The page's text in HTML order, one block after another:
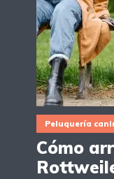
Peluquería
Cómo